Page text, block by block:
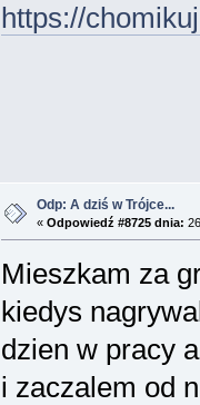
https://
Odp: A dziś w Trójce...
« Odpowiedź #8725 dnia:
Mieszkam za
kiedys
dzien w pracy
i zaczalem od